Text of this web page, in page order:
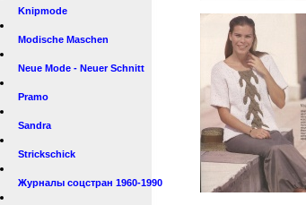
Knipmode
Modische Maschen
Neue Mode - Neuer Schnitt
Pramo
Sandra
Strickschick
Журналы соцстран 1960-1990